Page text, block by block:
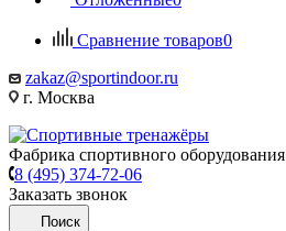
Сравнение товаров0
zakaz@sportindoor.ru
г. Москва
Фабрика спортивного оборудования
8 (495) 374-72-06
Заказать звонок
Поиск